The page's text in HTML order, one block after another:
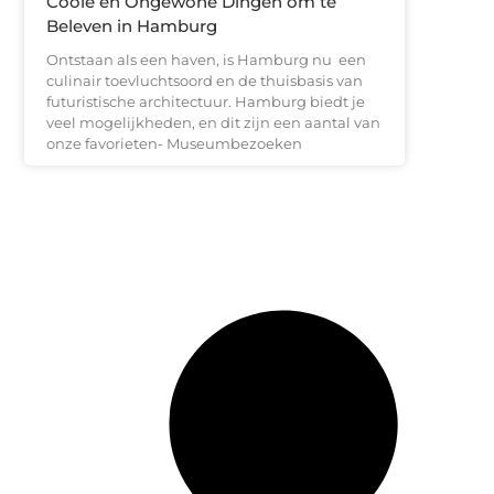
Beleven in Hamburg
Ontstaan als een haven, is Hamburg nu een
culinair toevluchtsoord en de thuisbasis van
futuristische architectuur. Hamburg biedt je
veel mogelijkheden, en dit zijn een aantal van
onze favorieten- Museumbezoeken